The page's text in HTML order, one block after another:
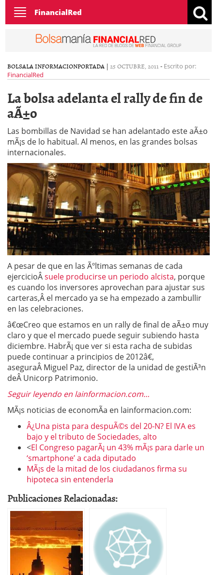
Toggle
navigation
FinancialRed
BOLSALA INFORMACIONPORTADA | 25 OCTUBRE, 2011 - Escrito por:
FinancialRed
La bolsa adelanta el rally de fin de
aÃ±o
Las bombillas de Navidad se han adelantado este aÃ±o
mÃ¡s de lo habitual. Al menos, en las grandes bolsas
internacionales.
A pesar de que en las Ãºltimas semanas de cada
ejercicioÂsuele producirse un periodo alcista, porque
es cuando los inversores aprovechan para ajustar sus
carteras,Â el mercado ya se ha empezado a zambullir
en las celebraciones.
â€œCreo que estamos en un rally de final de aÃ±o muy
claro y que el mercado puede seguir subiendo hasta
diciembre. HabrÃ¡ que ver si esta racha de subidas
puede continuar a principios de 2012â€,
aseguraÂ Miguel Paz, director de la unidad de gestiÃ³n
deÂ Unicorp Patrimonio.
Seguir leyendo en lainformacion.com…
MÃ¡s noticias de economÃ­a en lainformacion.com:
Â¿Una pista para despuÃ©s del 20-N? El IVA es
bajo y el tributo de Sociedades, alto
<El Congreso pagarÃ¡ un 43% mÃ¡s para darle un
‘smartphone’ a cada diputado
MÃ¡s de la mitad de los ciudadanos firma su
hipoteca sin entenderla
Publicaciones Relacionadas: